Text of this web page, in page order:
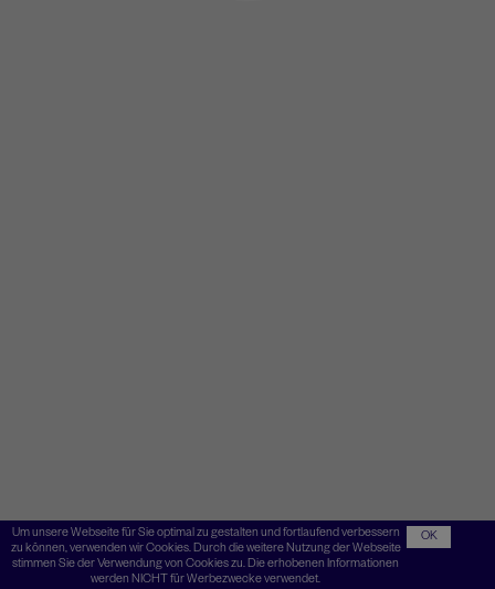
Um unsere Webseite für Sie optimal zu gestalten und fortlaufend verbessern
zu können, verwenden wir Cookies. Durch die weitere Nutzung der Webseite
stimmen Sie der Verwendung von Cookies zu. Die erhobenen Informationen
werden NICHT für Werbezwecke verwendet.
OK